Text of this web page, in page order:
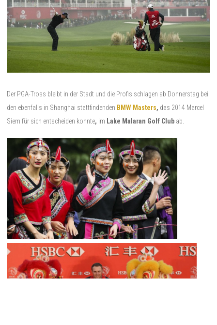
Der PGA-Tross bleibt in der Stadt und die Profis schlagen ab Donnerstag bei
den ebenfalls in Shanghai stattfindenden BMW Masters, das 2014 Marcel
Siem für sich entscheiden konnte, im Lake Malaran Golf Club ab.